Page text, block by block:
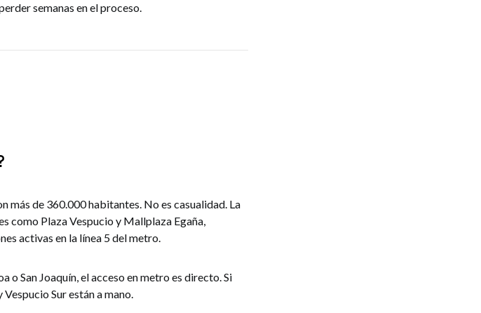
semanas en el proceso.
más de 360.000 habitantes. No es casualidad. La
como Plaza Vespucio y Mallplaza Egaña,
activas en la línea 5 del metro.
o San Joaquín, el acceso en metro es directo. Si
Sur están a mano.